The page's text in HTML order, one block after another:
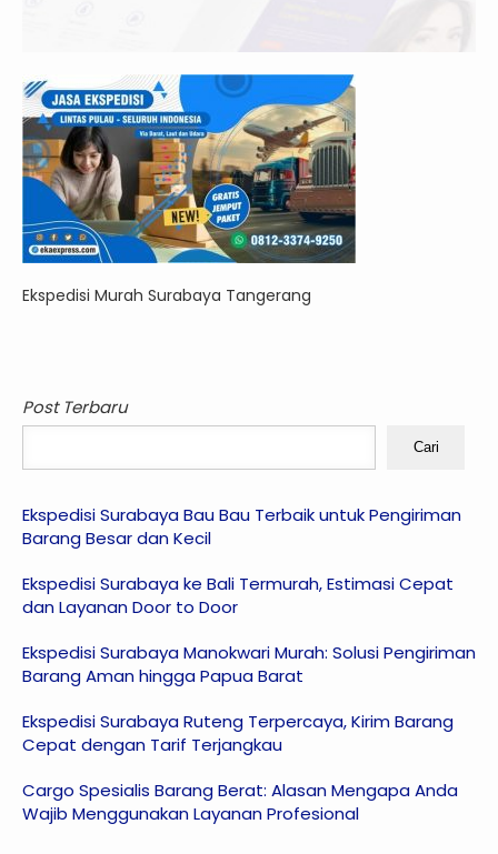
Ekspedisi Murah Surabaya Tangerang
Post Terbaru
Cari
Ekspedisi Surabaya Bau Bau Terbaik untuk Pengiriman
Barang Besar dan Kecil
Ekspedisi Surabaya ke Bali Termurah, Estimasi Cepat
dan Layanan Door to Door
Ekspedisi Surabaya Manokwari Murah: Solusi Pengiriman
Barang Aman hingga Papua Barat
Ekspedisi Surabaya Ruteng Terpercaya, Kirim Barang
Cepat dengan Tarif Terjangkau
Cargo Spesialis Barang Berat: Alasan Mengapa Anda
Wajib Menggunakan Layanan Profesional